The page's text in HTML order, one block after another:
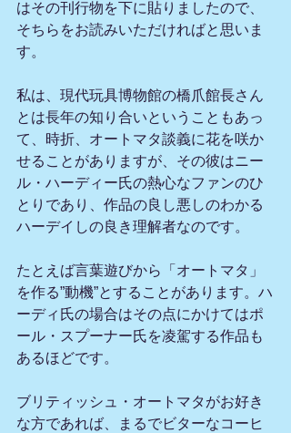
はその刊行物を下に貼りましたので、
そちらをお読みいただければと思いま
す。
私は、現代玩具博物館の橋爪館長さん
とは長年の知り合いということもあっ
て、時折、オートマタ談義に花を咲か
せることがありますが、その彼はニー
ル・ハーディー氏の熱心なファンのひ
とりであり、作品の良し悪しのわかる
ハーデイしの良き理解者なのです。
たとえば言葉遊びから「オートマタ」
を作る”動機”とすることがあります。ハ
ーディ氏の場合はその点にかけてはポ
ール・スプーナー氏を凌駕する作品も
あるほどです。
ブリティッシュ・オートマタがお好き
な方であれば、まるでビターなコーヒ